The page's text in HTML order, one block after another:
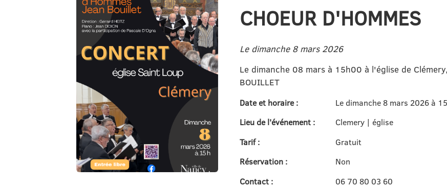
CHOEUR D'HOMMES
Le dimanche 8 mars 2026
Le dimanche 08 mars à 15h00 à l'église de
BOUILLET
Date et horaire :
Le dimanche 8 mars 2026 à
Lieu de l'événement :
Clemery | église
Tarif :
Gratuit
Réservation :
Non
Contact :
06 70 80 03 60